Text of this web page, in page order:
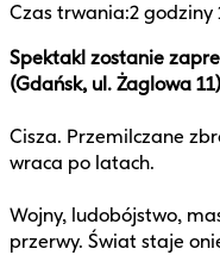
Czas trwania:2 godziny
Spektakl zostanie
(Gdańsk, ul. Żaglowa
Cisza. Przemilczane
wraca po latach.
Wojny, ludobójstwo,
przerwy. Świat staje